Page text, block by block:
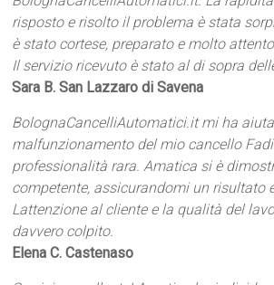
risposto e risolto il problema è stata
è stato cortese, preparato e molto
Il servizio ricevuto è stato al di sopra
Sara B. San Lazzaro di Savena
BolognaCancelliAutomatici.it mi ha
malfunzionamento del mio cancello
professionalità rara. Amatica si è
competente, assicurandomi un risultato
Lattenzione al cliente e la qualità del
davvero colpito.
Elena C. Castenaso